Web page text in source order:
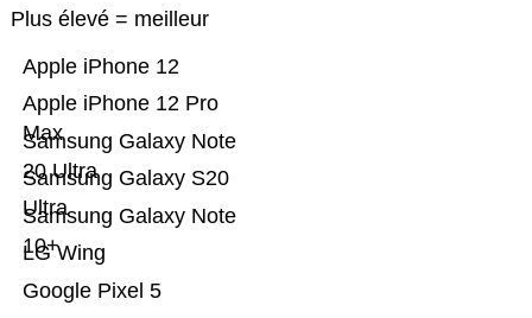
Plus élevé = meilleur
Google Pixel 5
LG Wing
Samsung Galaxy Note
10+
Samsung Galaxy S20
Ultra
Samsung Galaxy Note
20 Ultra
Apple iPhone 12 Pro
Max
Apple iPhone 12